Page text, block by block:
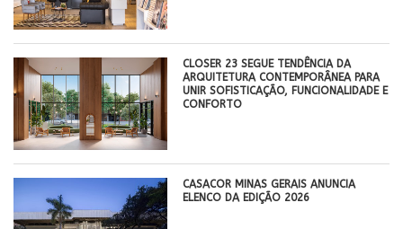
CLOSER 23 SEGUE TENDÊNCIA DA
ARQUITETURA CONTEMPORÂNEA PARA
UNIR SOFISTICAÇÃO, FUNCIONALIDADE E
CONFORTO
CASACOR MINAS GERAIS ANUNCIA
ELENCO DA EDIÇÃO 2026